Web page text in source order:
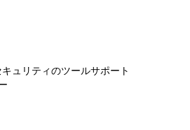
キュリティのツールサポート